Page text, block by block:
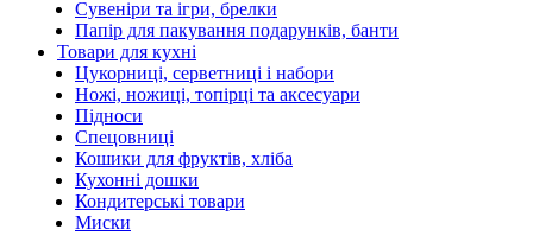
Сувеніри та ігри, брелки
Папір для пакування подарунків, банти
Товари для кухні
Цукорниці, серветниці і набори
Ножі, ножиці, топірці та аксесуари
Підноси
Спецовниці
Кошики для фруктів, хліба
Кухонні дошки
Кондитерські товари
Миски